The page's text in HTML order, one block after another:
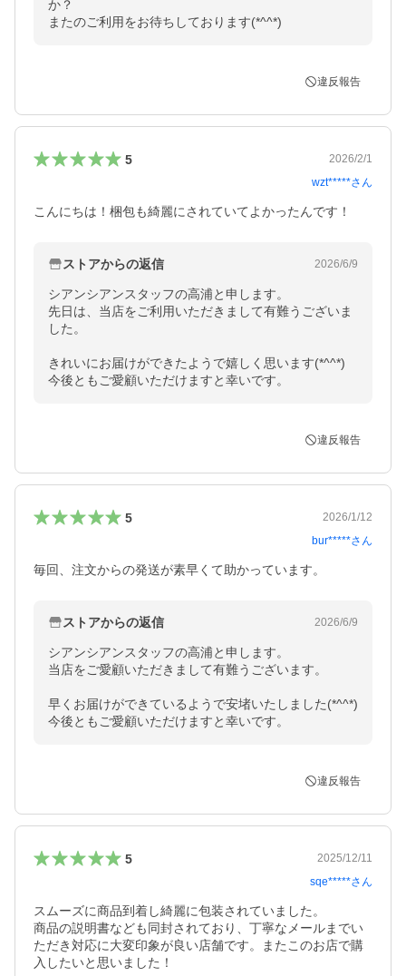
か？
またのご利用をお待ちしております(*^^*)
違反報告
5
2026/2/1
wzt*****さん
こんにちは！梱包も綺麗にされていてよかったんです！
ストアからの返信 2026/6/9
シアンシアンスタッフの高浦と申します。
先日は、当店をご利用いただきまして有難うございま
した。
きれいにお届けができたようで嬉しく思います(*^^*)
今後ともご愛顧いただけますと幸いです。
違反報告
5
2026/1/12
bur*****さん
毎回、注文からの発送が素早くて助かっています。
ストアからの返信 2026/6/9
シアンシアンスタッフの高浦と申します。
当店をご愛顧いただきまして有難うございます。
早くお届けができているようで安堵いたしました(*^^*)
今後ともご愛顧いただけますと幸いです。
違反報告
5
2025/12/11
sqe*****さん
スムーズに商品到着し綺麗に包装されていました。
商品の説明書なども同封されており、丁寧なメールまでい
ただき対応に大変印象が良い店舗です。またこのお店で購
入したいと思いました！